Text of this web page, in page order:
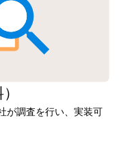
が調査を行い、実装可